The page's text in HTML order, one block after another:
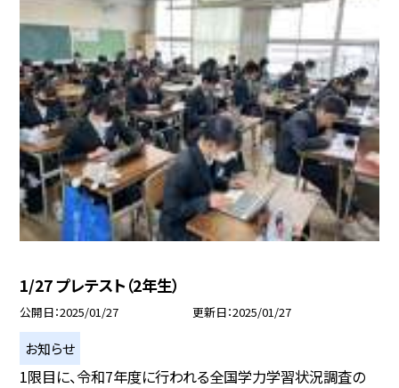
1/27 プレテスト（2年生）
公開日 2025/01/27 更新日 2025/01/27
お知らせ
1限目に、令和7年度に行われる全国学力学習状況調査の